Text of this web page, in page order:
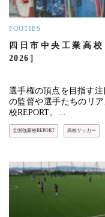
FOOTIES
四日市中央工業高
2026］
選手権の頂点を目指す
の監督や選手たちのリ
校REPORT。…
全国強豪校REPORT 高校サッカー